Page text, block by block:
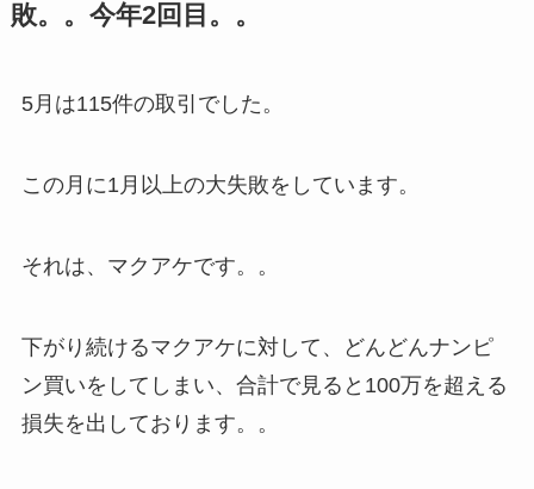
敗。。今年2回目。。
5月は115件の取引でした。
この月に1月以上の大失敗をしています。
それは、マクアケです。。
下がり続けるマクアケに対して、どんどんナンピ
ン買いをしてしまい、合計で見ると100万を超える
損失を出しております。。